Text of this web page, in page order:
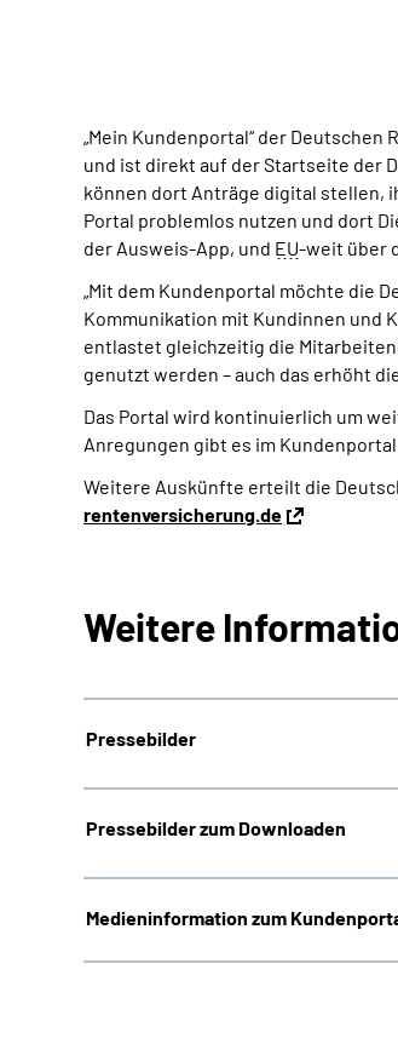
„Mein Kundenportal“ der
und ist direkt auf der Startseite der
können dort Anträge digital stellen,
Portal problemlos nutzen und dort
der Ausweis-App, und EU-weit über
„Mit dem Kundenportal möchte die
Kommunikation mit Kundinnen und
entlastet gleichzeitig die
genutzt werden – auch das erhöht
Das Portal wird kontinuierlich um
Anregungen gibt es im
Weitere Auskünfte erteilt die
rentenversicherung.de
Weitere
Pressebilder
Pressebilder zum Downloaden
Medieninformation zum